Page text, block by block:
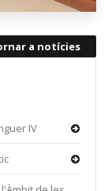
a notícies
IV